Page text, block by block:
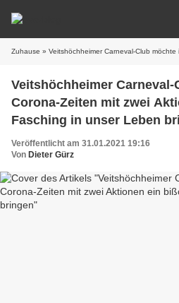
Zuhause » Veitshöchheimer Carneval-Club möchte in Corona-Zeiten mit
Veitshöchheimer
Corona-Zeiten mit zwei
Fasching in unser Leben
Veröffentlicht am 31.01.2021 19:16
Von Dieter Gürz